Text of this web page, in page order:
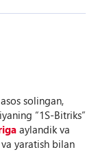
solingan,
“1S-Bitriks”
aylandik va
yaratish bilan